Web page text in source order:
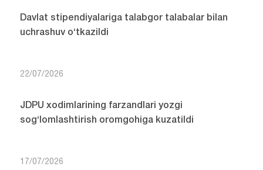
Davlat stipendiyalariga talabgor talabalar bilan
uchrashuv o‘tkazildi
22/07/2026
JDPU xodimlarining farzandlari yozgi
sog‘lomlashtirish oromgohiga kuzatildi
17/07/2026